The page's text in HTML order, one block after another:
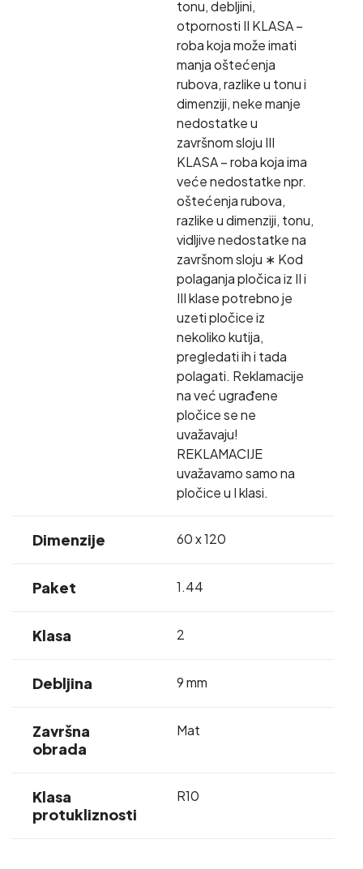
tonu, debljini,
otpornosti II KLASA –
roba koja može imati
manja oštećenja
rubova, razlike u tonu i
dimenziji, neke manje
nedostatke u
završnom sloju III
KLASA – roba koja ima
veće nedostatke npr.
oštećenja rubova,
razlike u dimenziji, tonu,
vidljive nedostatke na
završnom sloju ∗ Kod
polaganja pločica iz II i
III klase potrebno je
uzeti pločice iz
nekoliko kutija,
pregledati ih i tada
polagati. Reklamacije
na već ugrađene
pločice se ne
uvažavaju!
REKLAMACIJE
uvažavamo samo na
pločice u I klasi.
Dimenzije 60 x 120
Paket 1.44
Klasa 2
Debljina 9 mm
Završna
obrada
Mat
Klasa
protukliznosti
R10